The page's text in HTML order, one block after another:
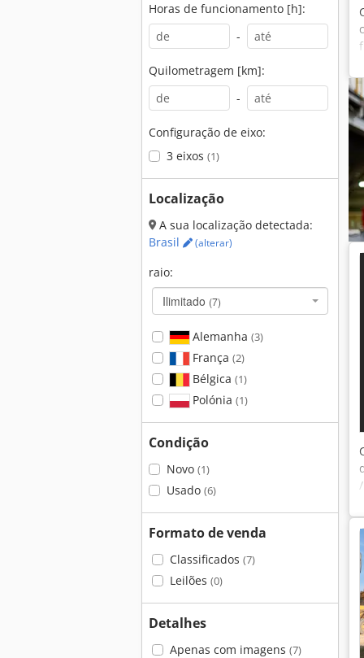
Horas de funcionamento [h]:
-
Quilometragem [km]:
-
Configuração de eixo:
3 eixos (1)
Localização
A sua localização detectada:
Brasil
(alterar)
raio:
Ilimitado (7)
Alemanha (3)
França (2)
Bélgica (1)
Polónia (1)
Condição
Novo (1)
Usado (6)
Formato de venda
Classificados (7)
Leilões (0)
Detalhes
Apenas com imagens (7)